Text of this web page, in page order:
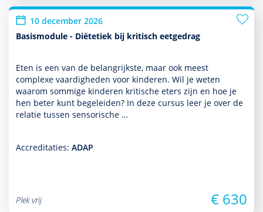
10 december 2026
Basismodule - Diëtetiek bij kritisch eetgedrag
Eten is een van de belang­rijkste, maar ook meest
complexe vaar­dig­heden voor kin­de­ren. Wil je weten
waarom sommige kin­de­ren kritische eters zijn en hoe je
hen beter kunt bege­leiden? In deze cursus leer je over de
relatie tussen sensorische …
Accreditaties: ADAP
Plek vrij € 630